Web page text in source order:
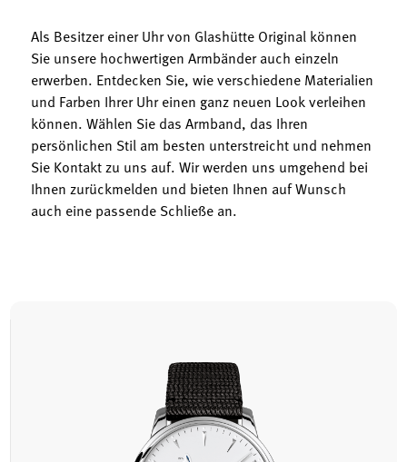
Als Besitzer einer Uhr von Glashütte Original können
Sie unsere hochwertigen Armbänder auch einzeln
erwerben. Entdecken Sie, wie verschiedene Materialien
und Farben Ihrer Uhr einen ganz neuen Look verleihen
können. Wählen Sie das Armband, das Ihren
persönlichen Stil am besten unterstreicht und nehmen
Sie Kontakt zu uns auf. Wir werden uns umgehend bei
Ihnen zurückmelden und bieten Ihnen auf Wunsch
auch eine passende Schließe an.